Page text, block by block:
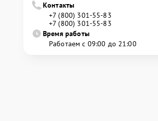
Контакты
+7 (800) 301-55-83
+7 (800) 301-55-83
Время работы
Работаем с 09:00 до 21:00